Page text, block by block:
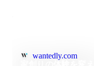
wantedly.com